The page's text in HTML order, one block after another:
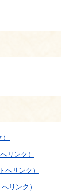
リンク）
へリンク）
リンク）